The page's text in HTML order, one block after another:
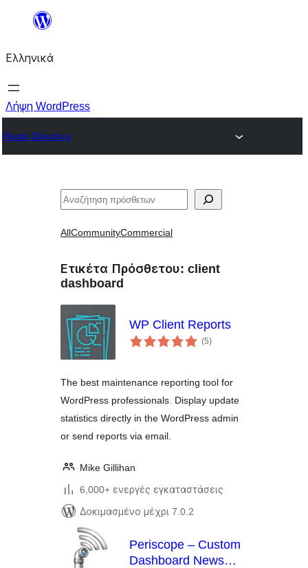
Μετάβαση
περιεχόμενο
Ελληνικά
Λήψη WordPress
Plugin Directory
Αναζήτηση
AllCommunityCommercial
Ετικέτα Πρόσθετου: client
dashboard
WP Client Reports
(5αξιολογήσεις
σύνολο
)
The best maintenance reporting tool for
WordPress professionals. Display update
statistics directly in the WordPress admin
or send reports via email.
Mike Gillihan
6,000+ ενεργές εγκαταστάσεις
Δοκιμασμένο μέχρι 7.0.2
Periscope – Custom
Dashboard News